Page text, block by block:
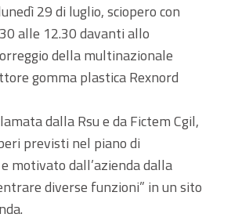
29 di luglio, sciopero con
alle 12.30 davanti allo
della multinazionale
gomma plastica Rexnord
dalla Rsu e da Fictem Cgil,
previsti nel piano di
motivato dall’azienda dalla
diverse funzioni” in un sito